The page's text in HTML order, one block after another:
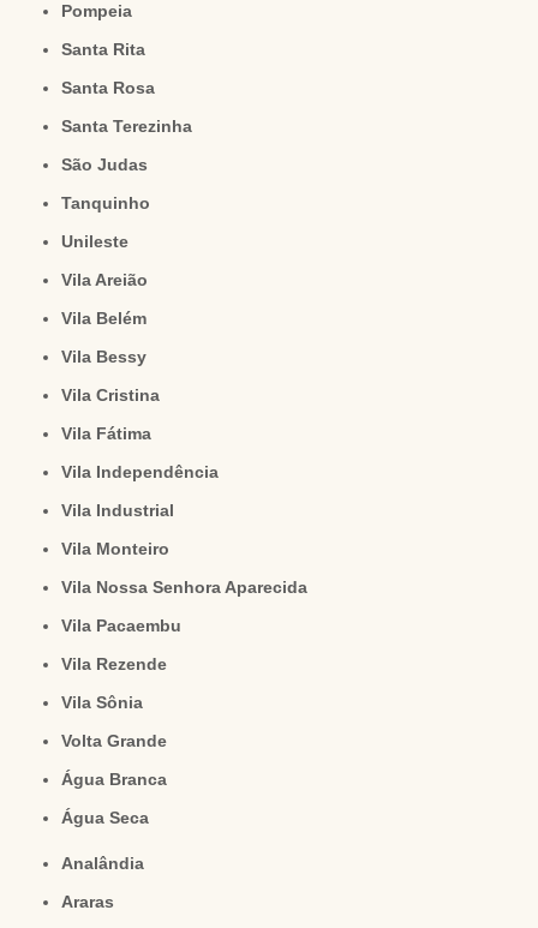
Pompeia
Santa Rita
Santa Rosa
Santa Terezinha
São Judas
Tanquinho
Unileste
Vila Areião
Vila Belém
Vila Bessy
Vila Cristina
Vila Fátima
Vila Independência
Vila Industrial
Vila Monteiro
Vila Nossa Senhora Aparecida
Vila Pacaembu
Vila Rezende
Vila Sônia
Volta Grande
Água Branca
Água Seca
Analândia
Araras